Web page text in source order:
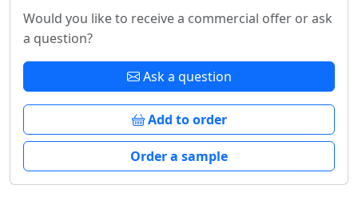
Would you like to receive a commercial offer or ask
a question?
Ask a question
Add to order
Order a sample